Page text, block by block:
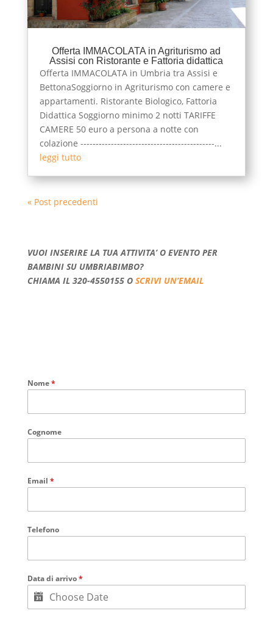
Offerta IMMACOLATA in Agriturismo ad
Assisi con Ristorante e Fattoria didattica
Offerta IMMACOLATA in Umbria tra Assisi e
BettonaSoggiorno in Agriturismo con camere e
appartamenti. Ristorante Biologico, Fattoria
Didattica Soggiorno minimo 2 notti TARIFFE
CAMERE 50 euro a persona a notte con
colazione --------------------------------------------...
leggi tutto
« Post precedenti
VUOI INSERIRE LA TUA ATTIVITA’ O EVENTO PER
BAMBINI SU UMBRIABIMBO?
CHIAMA IL 320-4550155 O SCRIVI UN’EMAIL
Nome*
Cognome
Email *
Telefono
Data di arrivo*